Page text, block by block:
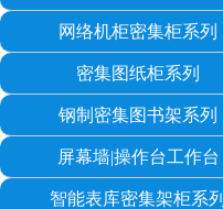
网络机柜密集柜系列
密集图纸柜系列
钢制密集图书架系列
屏幕墙|操作台工作台
智能表库密集架柜系列